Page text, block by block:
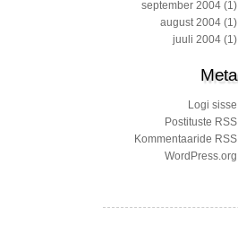
september 2004 (1)
august 2004 (1)
juuli 2004 (1)
Meta
Logi sisse
Postituste RSS
Kommentaaride RSS
WordPress.org